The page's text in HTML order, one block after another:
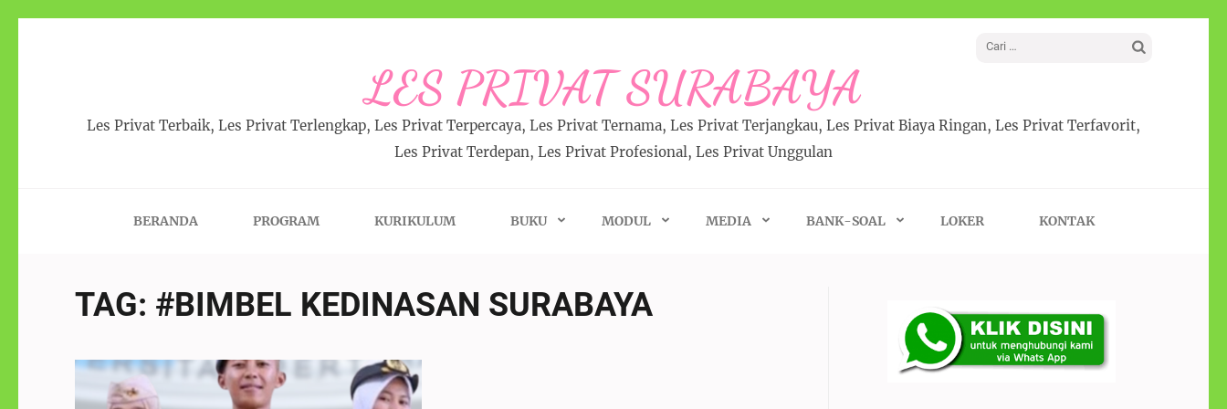
LES PRIVAT SURABAYA
Les Privat Terbaik, Les Privat Terlengkap, Les Privat Terpercaya, Les Privat Ternama, Les Privat Terjangkau, Les Privat Biaya Ringan, Les Privat Terfavorit,
Les Privat Terdepan, Les Privat Profesional, Les Privat Unggulan
BERANDA PROGRAM KURIKULUM BUKU MODUL MEDIA BANK-SOAL LOKER KONTAK
TAG: #BIMBEL KEDINASAN SURABAYA